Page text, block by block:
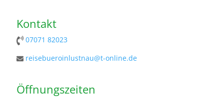
Kontakt
07071 82023
reisebueroinlustnau@t-online.de
Öffnungszeiten